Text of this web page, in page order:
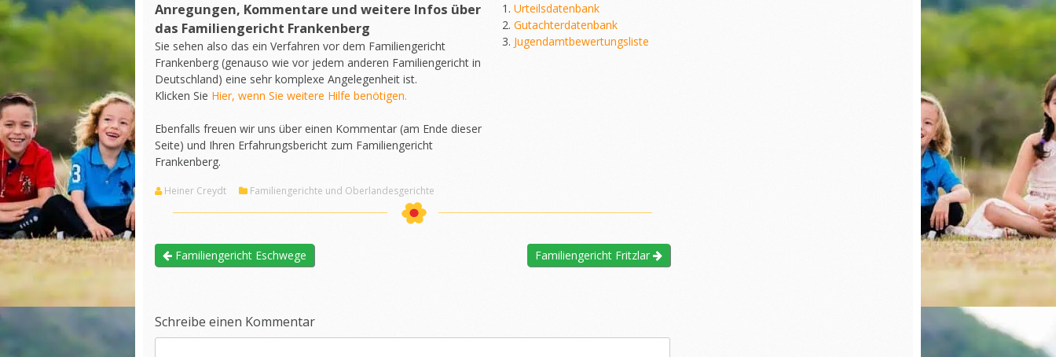
Anregungen, Kommentare und weitere Infos über
das Familiengericht Frankenberg
Sie sehen also das ein Verfahren vor dem Familiengericht
Frankenberg (genauso wie vor jedem anderen Familiengericht in
Deutschland) eine sehr komplexe Angelegenheit ist.
Klicken Sie Hier, wenn Sie weitere Hilfe benötigen.
Ebenfalls freuen wir uns über einen Kommentar (am Ende dieser
Seite) und Ihren Erfahrungsbericht zum Familiengericht
Frankenberg.
Urteilsdatenbank
Gutachterdatenbank
Jugendamtbewertungsliste
Heiner Creydt Familiengerichte und Oberlandesgerichte
Familiengericht Eschwege Familiengericht Fritzlar
Schreibe einen Kommentar